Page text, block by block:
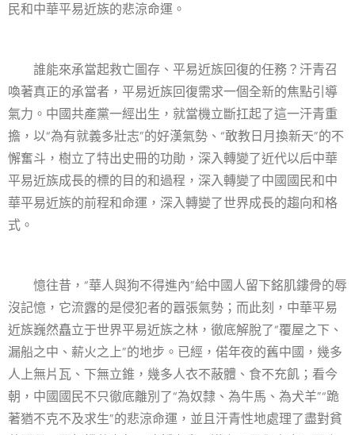
民和中華平易近族的悲涼命運。
誰能來承當起救亡圖存、平易近族回復的任務？汗青召
喚著真正的承當者，平易近族回復需求一個全新的焦點引導
氣力。中國共產黨一經出生，就當機立斷扛起了這一汗青重
擔，以“為有就義多壯志”的好漢氣勢、“敢教日月換新天”的不
懈奮斗，樹立了特出史冊的功勛，深入轉變了近代以后中華
平易近族成長的標的目的和過程，深入轉變了中國國民和中
華平易近族的前程和命運，深入轉變了世界成長的趨向和格
式。
憶往昔，“華人與狗不得進內”給中國人留下銘肌鏤骨的辱
沒記憶，它流露的是侵犯者的囂張氣勢；而此刻，中華平易
近族巍然矗立于世界平易近族之林，徹底解脫了“覆屋之下、
漏船之中、薪火之上”的地步。已經，偌年夜的舊中國，幾多
人上無片瓦、下無立錐，幾多人衣不蔽體、食不充飢；看今
朝，中國國民不只徹底離別了“為奴隸、為牛馬、為犬羊”“跪
著猶不克不及求生”的悲涼命運，並且汗青性地處理了盡對貧